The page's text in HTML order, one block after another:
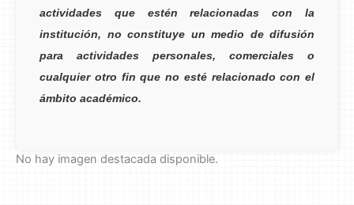
actividades que estén relacionadas con la
institución, no constituye un medio de difusión
para actividades personales, comerciales o
cualquier otro fin que no esté relacionado con el
ámbito académico.
No hay imagen destacada disponible.